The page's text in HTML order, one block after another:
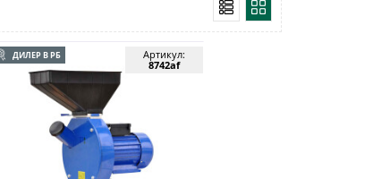
ДИЛЕР В РБ
Артикул:
8742af